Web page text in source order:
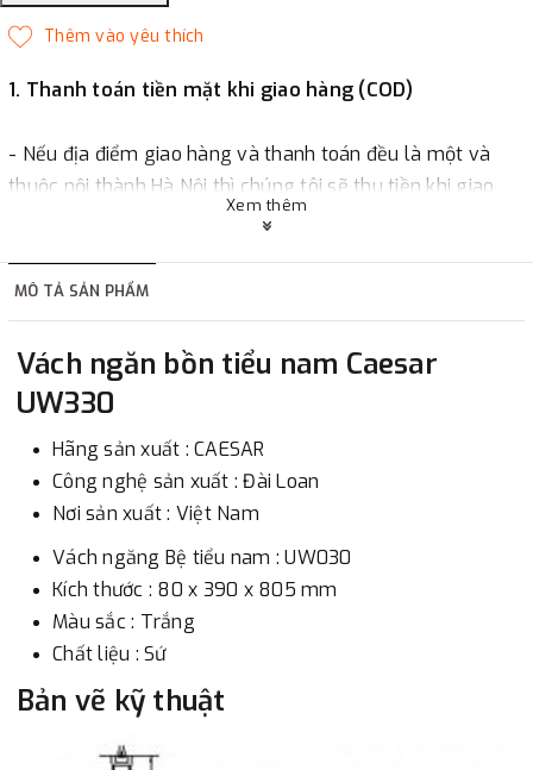
1. Thanh toán tiền mặt khi giao hàng (COD)
- Nếu địa điểm giao hàng và thanh toán đều là một và
thuộc nội thành Hà Nội thì chúng tôi sẽ thu tiền khi giao
hàng hoặc khách hàng đặt tiền trước một phần giá trị đơn
2. Thanh toán trực tiếp tại :
Showroom Thanh HươngĐịa chỉ : 23 phố Cát Linh,
phường Cát Linh, quận Đống Đa, Hà Nội.
3. Chuyển khoản qua ngân hàng
hoặc với những đơn đặt hàng ngoài nội thành Hà Nội.
Chúng tôi sẽ thu tiền trước 100% giá trị hàng + phí vận
chuyển theo cước phí tính trong chính sách vận chuyển
bằng phương thức chuyển khoản trước khi giao hàng.
- Sau khi có thông tin xác thực đã chuyển tiền của quý
Xem thêm
MÔ TẢ SẢN PHẨM
Vách ngăn bồn tiểu nam Caesar
UW330
Hãng sản xuất : CAESAR
Công nghệ sản xuất : Đài Loan
Nơi sản xuất : Việt Nam
Vách ngăng Bệ tiểu nam : UW030
Kích thước : 80 x 390 x 805 mm
Màu sắc : Trắng
Chất liệu : Sứ
Bản vẽ kỹ thuật